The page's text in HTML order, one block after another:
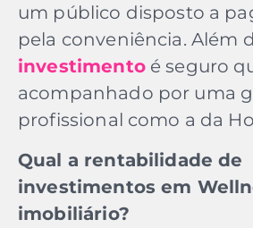
um público disposto a
pela conveniência. Além
investimentoé seguro
acompanhado por uma
profissional como a da
Qual a rentabilidade de
investimentos em
imobiliário?